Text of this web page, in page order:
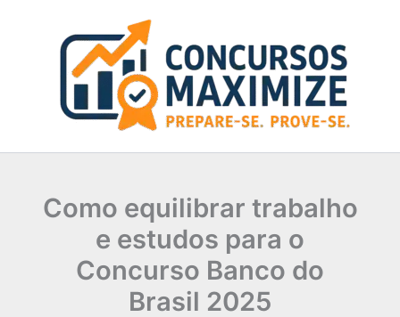
Como equilibrar trabalho
e estudos para o
Concurso Banco do
Brasil 2025